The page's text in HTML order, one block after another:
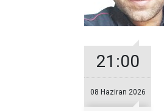
21:00
08 Haziran 2026